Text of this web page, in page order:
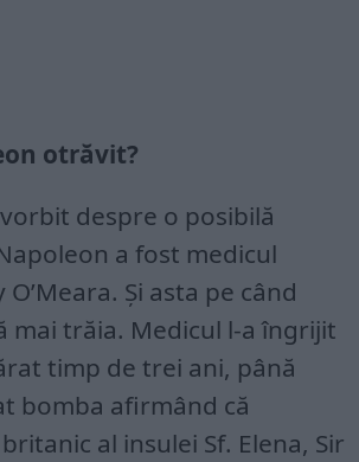
otrăvit?
despre o posibilă
a fost medicul
Și asta pe când
mai trăia. Medicul l-a îngrijit
timp de trei ani, până
bomba afirmând că
al insulei Sf. Elena, Sir